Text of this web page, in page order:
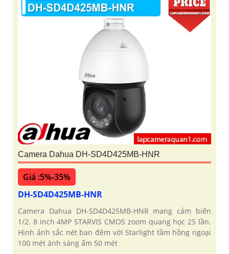
Camera Dahua DH-SD4D425MB-HNR
Giá :5%-35%
DH-SD4D425MB-HNR
Camera Dahua DH-SD4D425MB-HNR mang cảm biến
1/2. 8 inch 4MP STARVIS CMOS zoom quang học 25 lần.
Hình ảnh sắc nét ban đêm với Starlight tầm hồng ngoại
100 mét ánh sáng ấm 50 mét